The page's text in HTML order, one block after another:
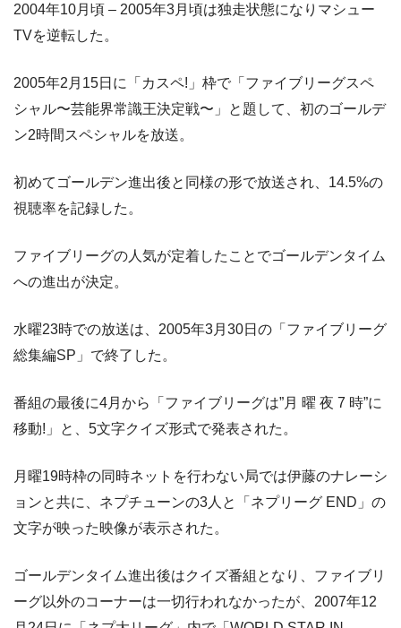
2004年10月頃 – 2005年3月頃は独走状態になりマシュー
TVを逆転した。
2005年2月15日に「カスペ!」枠で「ファイブリーグスペ
シャル〜芸能界常識王決定戦〜」と題して、初のゴールデ
ン2時間スペシャルを放送。
初めてゴールデン進出後と同様の形で放送され、14.5%の
視聴率を記録した。
ファイブリーグの人気が定着したことでゴールデンタイム
への進出が決定。
水曜23時での放送は、2005年3月30日の「ファイブリーグ
総集編SP」で終了した。
番組の最後に4月から「ファイブリーグは”月 曜 夜 7 時”に
移動!」と、5文字クイズ形式で発表された。
月曜19時枠の同時ネットを行わない局では伊藤のナレーシ
ョンと共に、ネプチューンの3人と「ネプリーグ END」の
文字が映った映像が表示された。
ゴールデンタイム進出後はクイズ番組となり、ファイブリ
ーグ以外のコーナーは一切行われなかったが、2007年12